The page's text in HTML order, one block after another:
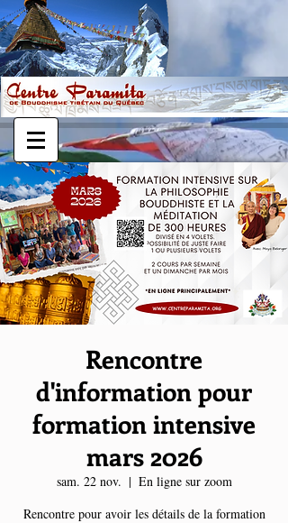
Rencontre
d'information pour
formation intensive
mars 2026
sam. 22 nov.
  |
En ligne sur zoom
Rencontre pour avoir les détails de la formation